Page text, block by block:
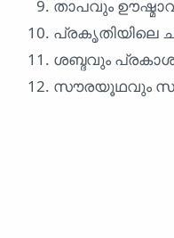
താപവും
പ്രകൃതിയിലെ
ശബ്ദവും
സൗരയൂഥവും